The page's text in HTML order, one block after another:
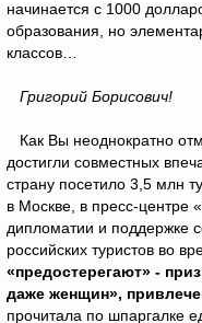
начинается с 1000
образования, но
классов…
Григорий Борисович!
Как Вы неоднократно
достигли совместных
страну посетило 3,5 млн
в Москве, в пресс-центре
дипломатии и поддержке
российских туристов во
«предостерегают» -
даже женщин»,
прочитала по шпаргалке